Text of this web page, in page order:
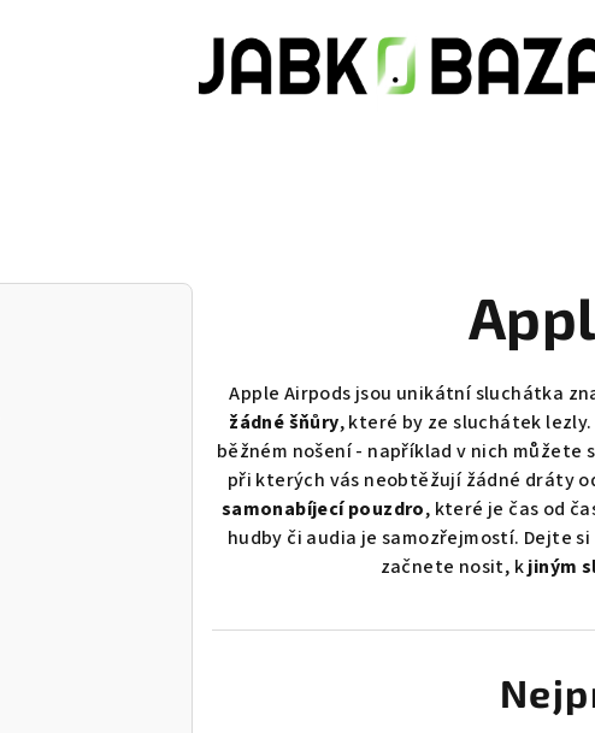
Apple Airpods jsou unikátní sluchátka
žádné šňůry, které by ze sluchátek
běžném nošení - například v nich
při kterých vás neobtěžují žádné dráty
samonabíjecí pouzdro, které je čas od
hudby či audia je samozřejmostí. Dejte
začnete nosit, kjiným